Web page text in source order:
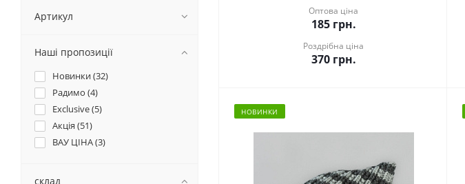
Оптова ціна
185грн.
Роздрібна ціна
370грн.
НОВИНКИ
Артикул
Наші пропозиції
Новинки (32)
Радимо (4)
Exclusive (5)
Акція (51)
ВАУ ЦІНА (3)
склад